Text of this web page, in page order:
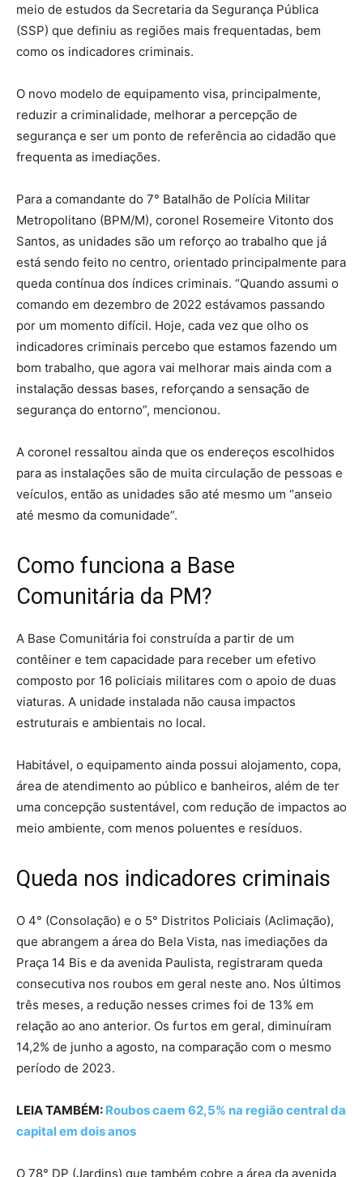
meio de estudos da Secretaria da Segurança Pública
(SSP) que definiu as regiões mais frequentadas, bem
como os indicadores criminais.
O novo modelo de equipamento visa, principalmente,
reduzir a criminalidade, melhorar a percepção de
segurança e ser um ponto de referência ao cidadão que
frequenta as imediações.
Para a comandante do 7° Batalhão de Polícia Militar
Metropolitano (BPM/M), coronel Rosemeire Vitonto dos
Santos, as unidades são um reforço ao trabalho que já
está sendo feito no centro, orientado principalmente para
queda contínua dos índices criminais. “Quando assumi o
comando em dezembro de 2022 estávamos passando
por um momento difícil. Hoje, cada vez que olho os
indicadores criminais percebo que estamos fazendo um
bom trabalho, que agora vai melhorar mais ainda com a
instalação dessas bases, reforçando a sensação de
segurança do entorno”, mencionou.
A coronel ressaltou ainda que os endereços escolhidos
para as instalações são de muita circulação de pessoas e
veículos, então as unidades são até mesmo um “anseio
até mesmo da comunidade”.
Como funciona a Base
Comunitária da PM?
A Base Comunitária foi construída a partir de um
contêiner e tem capacidade para receber um efetivo
composto por 16 policiais militares com o apoio de duas
viaturas. A unidade instalada não causa impactos
estruturais e ambientais no local.
Habitável, o equipamento ainda possui alojamento, copa,
área de atendimento ao público e banheiros, além de ter
uma concepção sustentável, com redução de impactos ao
meio ambiente, com menos poluentes e resíduos.
Queda nos indicadores criminais
O 4° (Consolação) e o 5° Distritos Policiais (Aclimação),
que abrangem a área do Bela Vista, nas imediações da
Praça 14 Bis e da avenida Paulista, registraram queda
consecutiva nos roubos em geral neste ano. Nos últimos
três meses, a redução nesses crimes foi de 13% em
relação ao ano anterior. Os furtos em geral, diminuíram
14,2% de junho a agosto, na comparação com o mesmo
período de 2023.
LEIA TAMBÉM: Roubos caem 62,5% na região central da
capital em dois anos
O 78° DP (Jardins) que também cobre a área da avenida